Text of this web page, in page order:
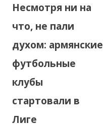
записям
Несмотря ни на
что, не пали
духом: армянские
футбольные
клубы
стартовали в
Лиге